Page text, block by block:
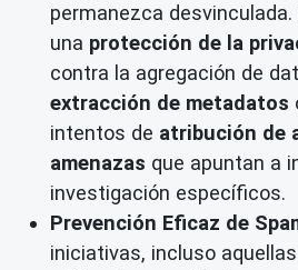
permanezca
una protección de la
contra la agregación de
extracción de metadatos
intentos de atribución de
amenazas que apuntan a
investigación específicos.
Prevención Eficaz de
iniciativas, incluso